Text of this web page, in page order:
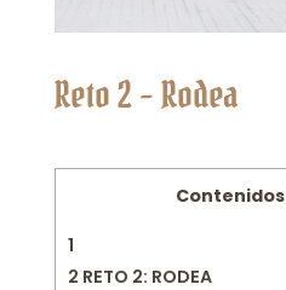
Reto 2 – Rodea
Contenidos
1
2 RETO 2: RODEA